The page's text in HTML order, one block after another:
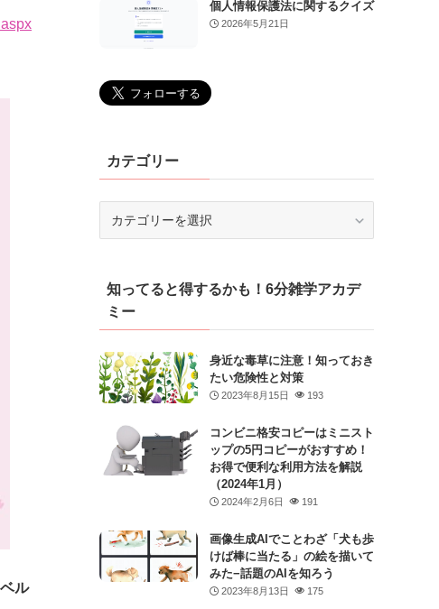
ル
個人情報保護法に関するクイズ
2026年5月21日
カテゴリー
ー知ってると得するかも！6分雑学アカデ
ミー
身近な毒草に注意！知っておき
たい危険性と対策
2023年8月15日 193
コンビニ格安コピーはミニスト
ップの5円コピーがおすすめ！
お得で便利な利用方法を解説
（2024年1月）
2024年2月6日 191
画像生成AIでことわざ「犬も歩
けば棒に当たる」の絵を描いて
みた−話題のAIを知ろう
2023年8月13日 175